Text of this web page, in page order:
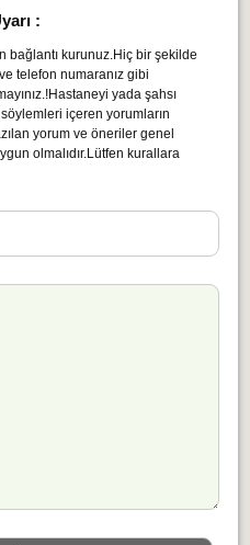
:
bağlantı kurunuz.Hiç bir şekilde
telefon numaranız gibi
yada şahsı
içeren yorumların
yorum ve öneriler genel
olmalıdır.Lütfen kurallara